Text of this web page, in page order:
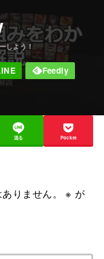
送る Pocket
りません。 ※ が